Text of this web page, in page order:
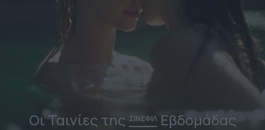
Οι Ταινίες της ΣΙΝΕΦΙΛΕβδομάδας